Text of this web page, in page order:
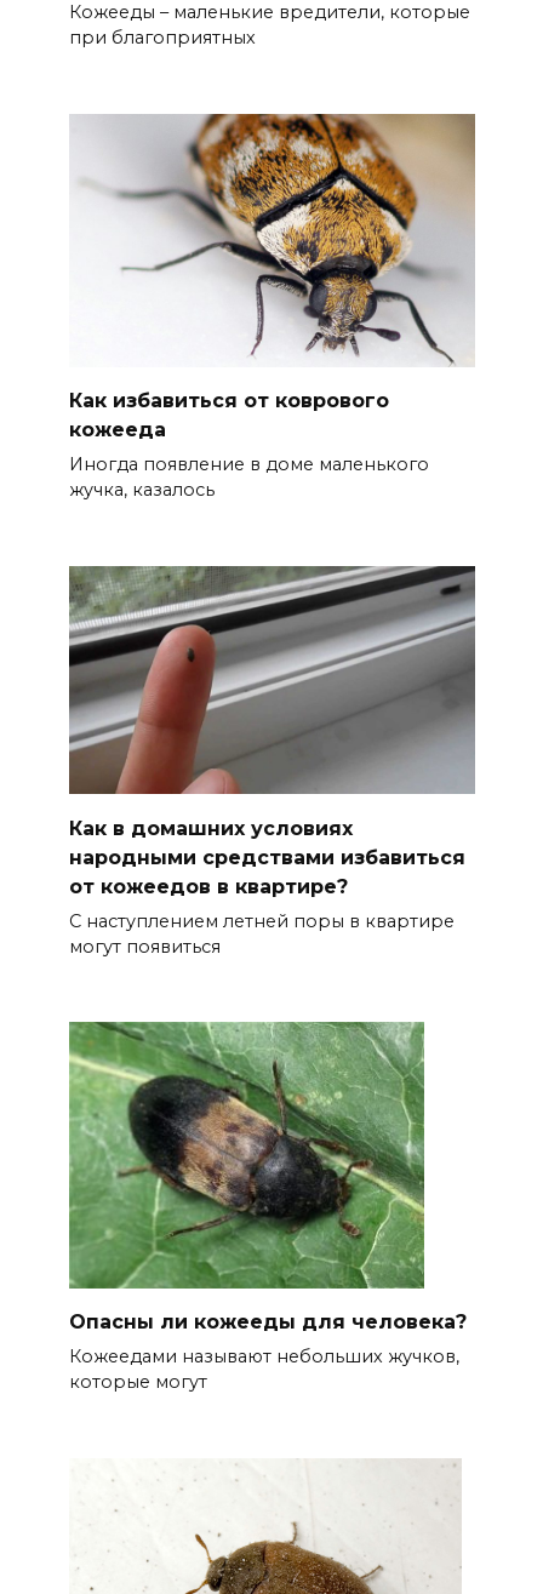
Кожееды – маленькие вредители, которые
при благоприятных
Как избавиться от коврового
кожееда
Иногда появление в доме маленького
жучка, казалось
Как в домашних условиях
народными средствами избавиться
от кожеедов в квартире?
С наступлением летней поры в квартире
могут появиться
Опасны ли кожееды для человека?
Кожеедами называют небольших жучков,
которые могут